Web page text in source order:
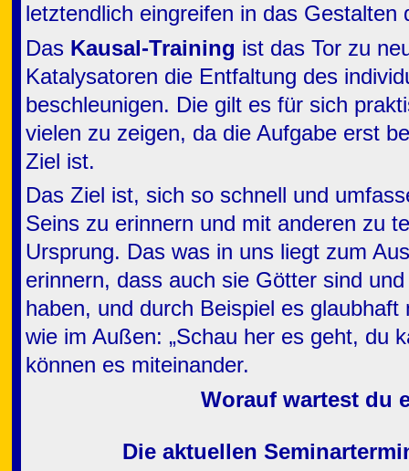
letztendlich eingreifen in das Gestalten
Das Kausal-Training ist das Tor zu
Katalysatoren die Entfaltung des
beschleunigen. Die gilt es für sich
vielen zu zeigen, da die Aufgabe erst
Ziel ist.
Das Ziel ist, sich so schnell und
Seins zu erinnern und mit anderen zu
Ursprung. Das was in uns liegt zum
erinnern, dass auch sie Götter sind
haben, und durch Beispiel es
wie im Außen: „Schau her es geht, du
können es miteinander.
Worauf wartest du
Die aktuellen